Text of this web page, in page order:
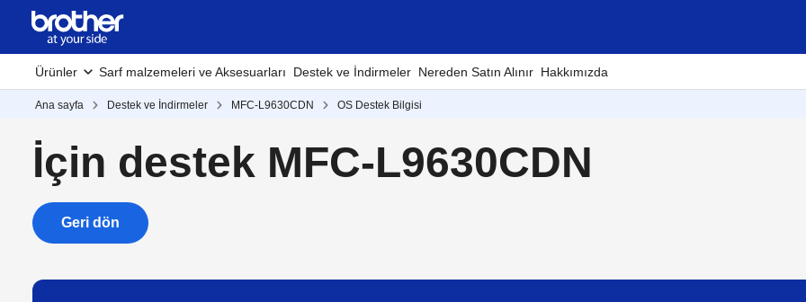
Ürünler Sarf malzemeleri ve Aksesuarları Destek ve İndirmeler Nereden Satın Alınır Hakkımızda
Ana sayfa Destek ve İndirmeler MFC-L9630CDN OS Destek Bilgisi
İçin destek MFC-L9630CDN
Geri dön